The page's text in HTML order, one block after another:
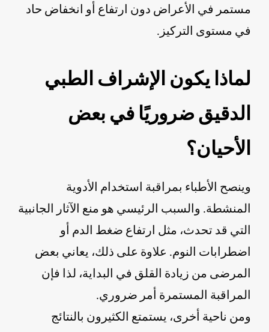
مستمر في الأعراض دون ارتفاع أو انخفاض حاد
في مستوى التركيز.
لماذا يكون الإشراف الطبي
الدقيق ضروريًا في بعض
الأحيان؟
وينصح الأطباء بمراقبة استخدام الأدوية
المنشطة. والسبب الرئيسي هو منع الآثار الجانبية
التي قد تحدث، مثل ارتفاع ضغط الدم أو
اضطرابات النوم. علاوة على ذلك، يعاني بعض
المرضى من زيادة القلق في البداية، لذا فإن
المراقبة المستمرة أمر ضروري.
ومن ناحية أخرى، يستمتع الكثيرون بالنتائج